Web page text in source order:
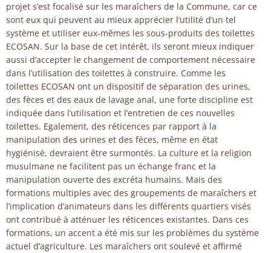
projet s’est focalisé sur les maraîchers de la Commune, car ce
sont eux qui peuvent au mieux apprécier l’utilité d’un tel
système et utiliser eux-mêmes les sous-produits des toilettes
ECOSAN. Sur la base de cet intérêt, ils seront mieux indiquer
aussi d’accepter le changement de comportement nécessaire
dans l’utilisation des toilettes à construire. Comme les
toilettes ECOSAN ont un dispositif de séparation des urines,
des fèces et des eaux de lavage anal, une forte discipline est
indiquée dans l’utilisation et l’entretien de ces nouvelles
toilettes. Egalement, des réticences par rapport à la
manipulation des urines et des fèces, même en état
hygiénisé, devraient être surmontés. La culture et la religion
musulmane ne facilitent pas un échange franc et la
manipulation ouverte des excréta humains. Mais des
formations multiples avec des groupements de maraîchers et
l’implication d’animateurs dans les différents quartiers visés
ont contribué à atténuer les réticences existantes. Dans ces
formations, un accent a été mis sur les problèmes du système
actuel d’agriculture. Les maraîchers ont soulevé et affirmé